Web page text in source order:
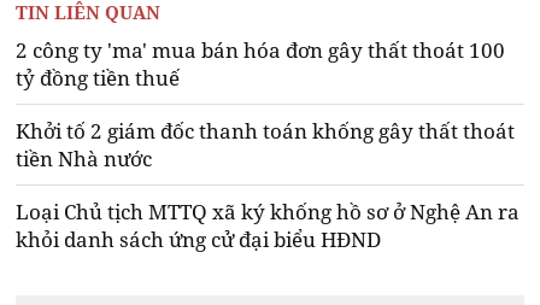
TIN LIÊN QUAN
2 công ty 'ma' mua bán hóa đơn gây thất thoát 100
tỷ đồng tiền thuế
Khởi tố 2 giám đốc thanh toán khống gây thất thoát
tiền Nhà nước
Loại Chủ tịch MTTQ xã ký khống hồ sơ ở Nghệ An ra
khỏi danh sách ứng cử đại biểu HĐND